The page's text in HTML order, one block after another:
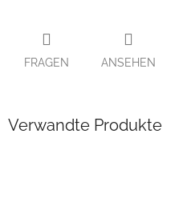
FRAGEN ANSEHEN
Verwandte Produkte